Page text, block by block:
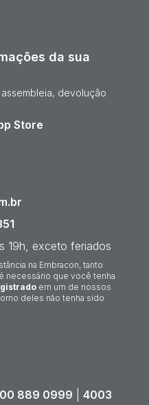
da sua
devolução
Store
19h, exceto feriados
na Embracon, tanto
necessário que você tenha
em um de nossos
deles não tenha sido
889 0999
4003